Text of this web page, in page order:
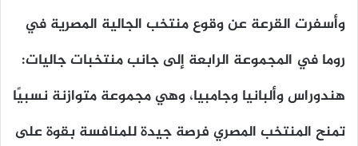
وأسفرت القرعة عن وقوع منتخب الجالية المصرية في
روما في المجموعة الرابعة إلى جانب منتخبات جاليات:
هندوراس وألبانيا وجامبيا، وهي مجموعة متوازنة نسبيًا
تمنح المنتخب المصري فرصة جيدة للمنافسة بقوة على